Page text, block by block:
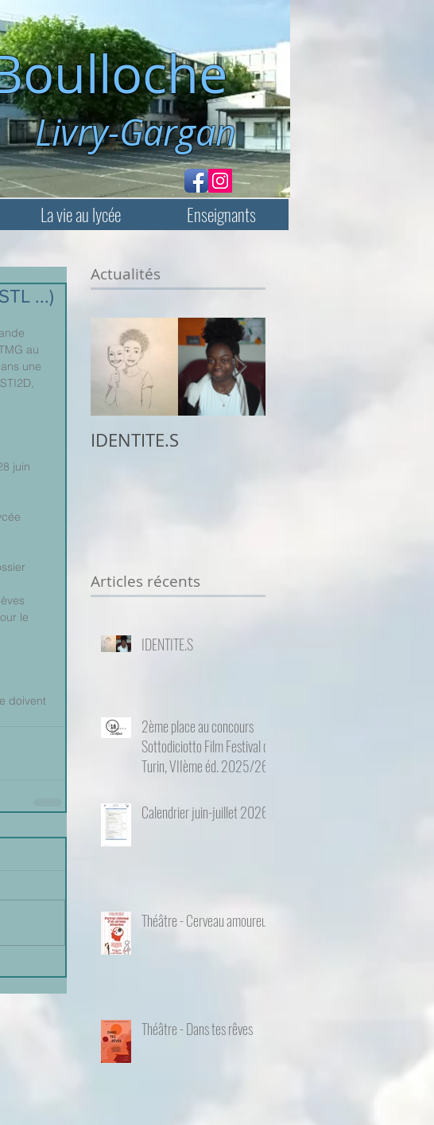
La vie au lycée Enseignants
...)
au
une
juin
le
doivent
Actualités
IDENTITE.S
Articles récents
IDENTITE.S
2ème place au concours
Sottodiciotto Film Festival de
Turin, VIIème éd. 2025/26
Calendrier juin-juillet 2026
Théâtre - Cerveau amoureux
Théâtre - Dans tes rêves